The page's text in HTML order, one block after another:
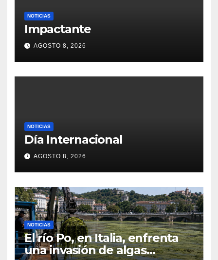
NOTICIAS
Impactante
AGOSTO 8, 2026
NOTICIAS
Día Internacional
AGOSTO 8, 2026
NOTICIAS
El río Po, en Italia, enfrenta
una invasión de algas